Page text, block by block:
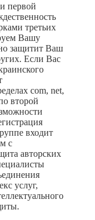
первой
третьих
Вашу
защитит Ваш
Если Вас
com, net,
второй
входит
с
авторских
услуг,